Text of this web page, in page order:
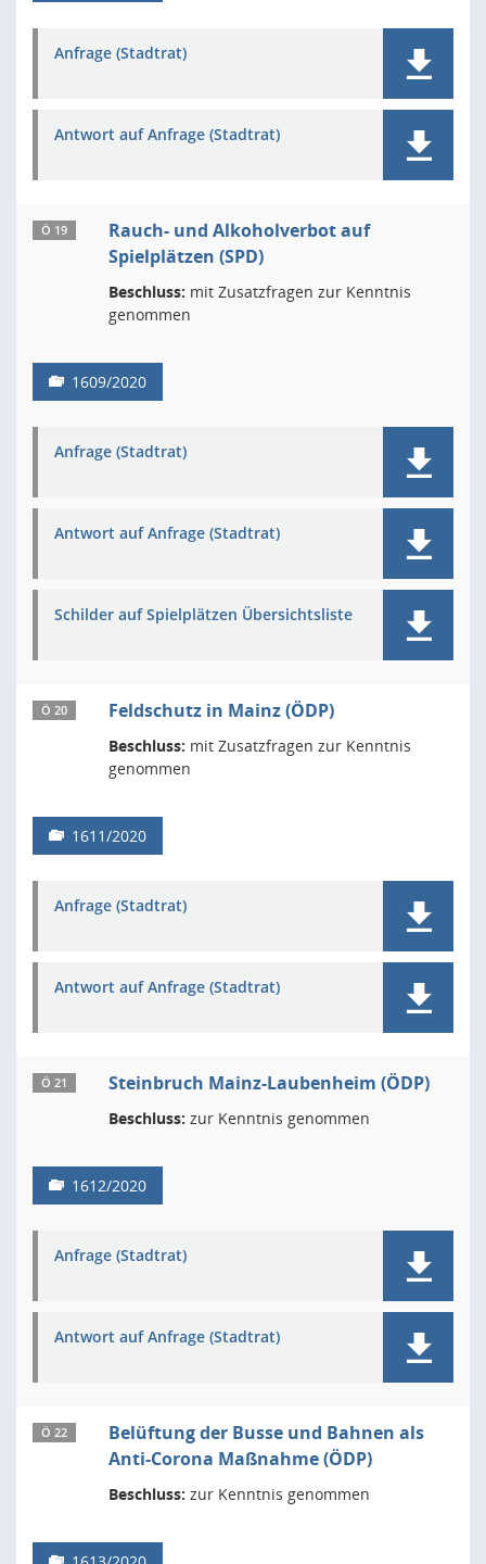
Anfrage (Stadtrat)
Antwort auf Anfrage (Stadtrat)
Ö 19
Rauch- und Alkoholverbot auf
Spielplätzen (SPD)
Beschluss: mit Zusatzfragen zur Kenntnis
genommen
1609/2020
Anfrage (Stadtrat)
Antwort auf Anfrage (Stadtrat)
Schilder auf Spielplätzen Übersichtsliste
Ö 20 Feldschutz in Mainz (ÖDP)
Beschluss: mit Zusatzfragen zur Kenntnis
genommen
1611/2020
Anfrage (Stadtrat)
Antwort auf Anfrage (Stadtrat)
Ö 21 Steinbruch Mainz-Laubenheim (ÖDP)
Beschluss: zur Kenntnis genommen
1612/2020
Anfrage (Stadtrat)
Antwort auf Anfrage (Stadtrat)
Ö 22
Belüftung der Busse und Bahnen als
Anti-Corona Maßnahme (ÖDP)
Beschluss: zur Kenntnis genommen